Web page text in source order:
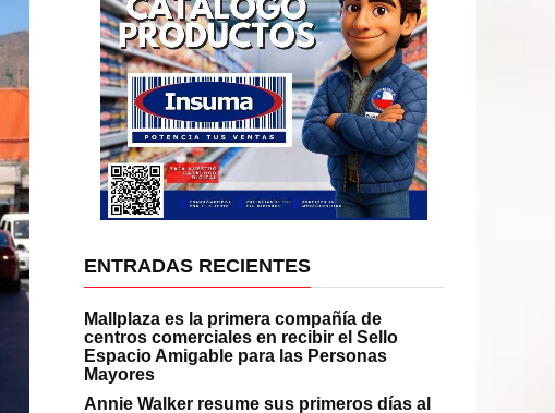
ENTRADAS RECIENTES
Mallplaza es la primera compañía de
centros comerciales en recibir el Sello
Espacio Amigable para las Personas
Mayores
Annie Walker resume sus primeros días al